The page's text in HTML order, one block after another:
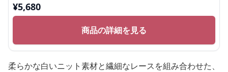
¥5,680
商品の詳細を見る
柔らかな白いニット素材と繊細なレースを組み合わせた、